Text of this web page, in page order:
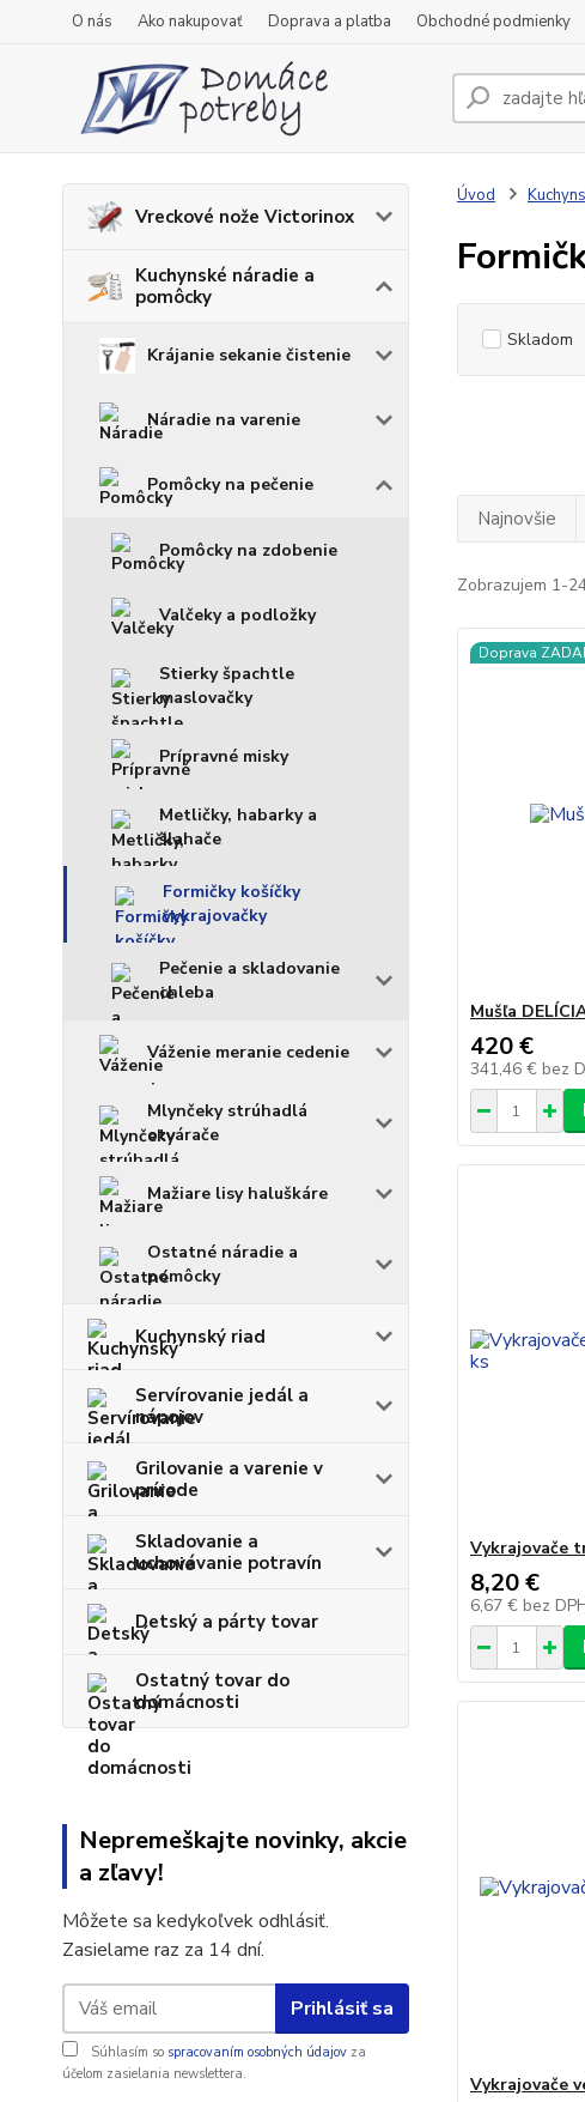
O nás Ako nakupovať Doprava a platba Obchodné podmienky
Vreckové nože Victorinox
Kuchynské náradie a
pomôcky
Krájanie sekanie čistenie
Náradie na varenie
Pomôcky na pečenie
Pomôcky na zdobenie
Valčeky a podložky
Stierky špachtle
maslovačky
Prípravné misky
Metličky, habarky a
šlahače
Formičky košíčky
vykrajovačky
Pečenie a skladovanie
chleba
Váženie meranie cedenie
Mlynčeky strúhadlá
otvárače
Mažiare lisy haluškáre
Ostatné náradie a
pomôcky
Kuchynský riad
Servírovanie jedál a
nápojov
Grilovanie a varenie v
prírode
Skladovanie a
uchovávanie potravín
Detský a párty tovar
Ostatný tovar do
domácnosti
Nepremeškajte novinky, akcie
a zľavy!
Môžete sa kedykoľvek odhlásiť.
Zasielame raz za 14 dní.
Prihlásiť sa
Súhlasím so spracovaním osobných údajov za
účelom zasielania newslettera.
Úvod
Skladom
Najnovšie
Zobrazujem 1-
Doprava
Mušľa
420 €
341,46 € bez
Vykrajovače
8,20 €
6,67 € bez
Vykrajovače